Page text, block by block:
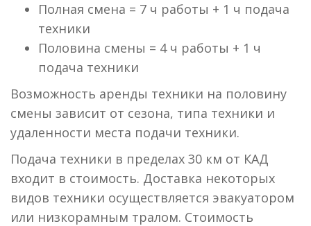
Полная смена = 7 ч работы + 1 ч подача
техники
Половина смены = 4 ч работы + 1 ч
подача техники
Возможность аренды техники на половину
смены зависит от сезона, типа техники и
удаленности места подачи техники.
Подача техники в пределах 30 км от КАД
входит в стоимость. Доставка некоторых
видов техники осуществляется эвакуатором
или низкорамным тралом. Стоимость